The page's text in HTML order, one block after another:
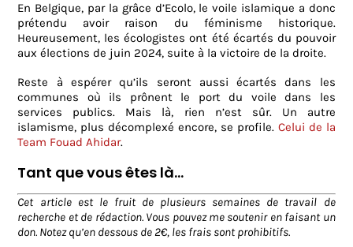
En Belgique, par la grâce d’Ecolo, le voile islamique a donc
prétendu avoir raison du féminisme historique.
Heureusement, les écologistes ont été écartés du pouvoir
aux élections de juin 2024, suite à la victoire de la droite.
Reste à espérer qu’ils seront aussi écartés dans les
communes où ils prônent le port du voile dans les
services publics. Mais là, rien n’est sûr. Un autre
islamisme, plus décomplexé encore, se profile. Celui de la
Team Fouad Ahidar.
Tant que vous êtes là…
Cet article est le fruit de plusieurs semaines de travail de
recherche et de rédaction. Vous pouvez me soutenir en faisant un
don. Notez qu’en dessous de 2€, les frais sont prohibitifs.